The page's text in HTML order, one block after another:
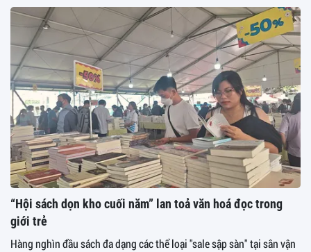
“Hội sách dọn kho cuối năm” lan toả văn hoá đọc trong
giới trẻ
Hàng nghìn đầu sách đa dạng các thể loại "sale sập sàn" tại sân vận